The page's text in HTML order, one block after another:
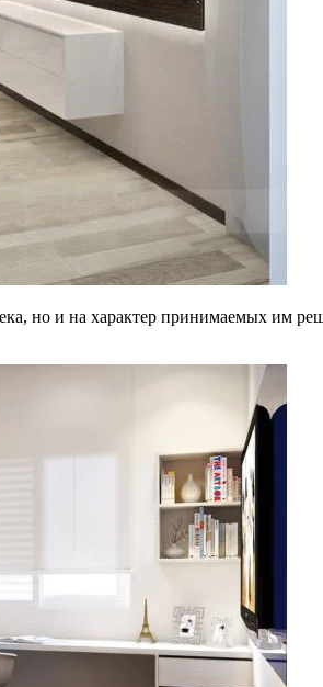
но и на характер принимаемых им